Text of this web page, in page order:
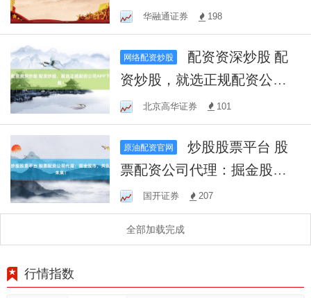
指南华融通证券 198
网络配资炒股
资炒股，就选正规配资公司A
PP下载！
北京高华证券 101
原油配资官网
炒股股票平台 股
票配资公司代理：掘金股
市，共赢未来！
国开证券 207
全部加载完成
行情指数